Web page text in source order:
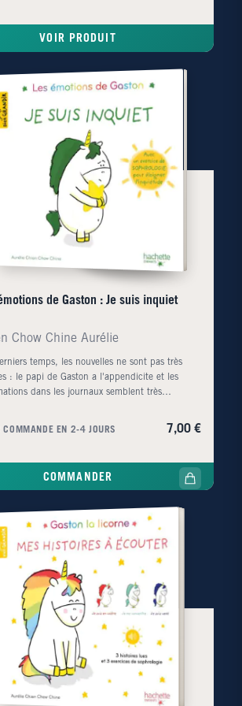
VOIR PRODUIT
de Gaston : Je suis inquiet
Chow Chine Aurélie
temps, les nouvelles ne sont pas très
: le papi de Gaston a l'appendicite et les
dans les journaux semblent très
Grâce à un nouvel exercice de sophrologie,
prend du recul, retrouve sa bonne humeur et
COMMANDE EN 2-4 JOURS 7,00 €
COMMANDER